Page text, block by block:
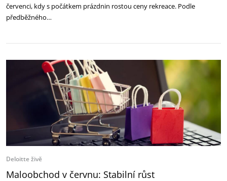
červenci, kdy s počátkem prázdnin rostou ceny rekreace. Podle
předběžného…
Deloitte živě
Maloobchod v červnu: Stabilní růst